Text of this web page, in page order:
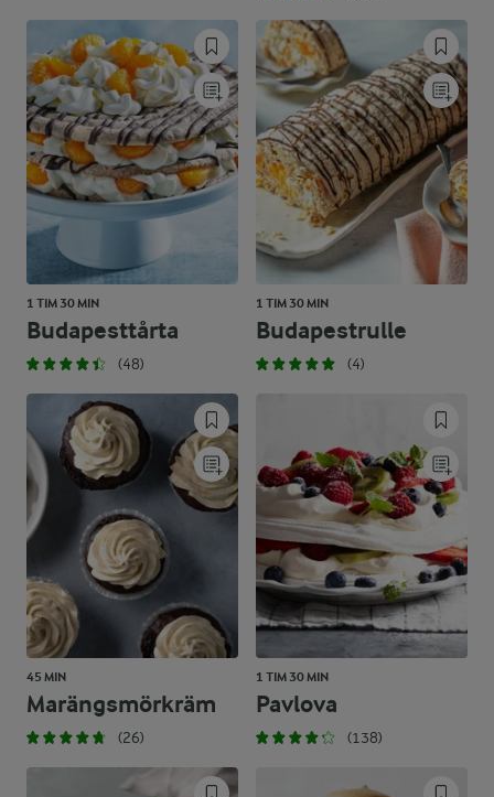
1 TIM 30 MIN
Budapesttårta
(48)
1 TIM 30 MIN
Budapestrulle
(4)
45 MIN
Marängsmörkräm
(26)
1 TIM 30 MIN
Pavlova
(138)